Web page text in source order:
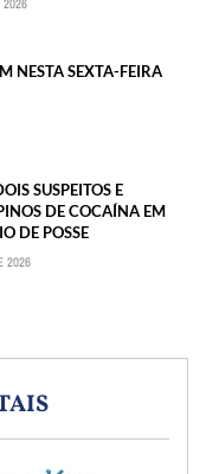
NESTA SEXTA-FEIRA
SUSPEITOS E
DE COCAÍNA EM
DE POSSE
2026